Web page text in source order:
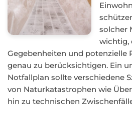
solcher
wichtig,
Gegebenheiten und potenzielle
genau zu berücksichtigen. Ein
Notfallplan sollte verschiedene
von Naturkatastrophen wie
hin zu technischen